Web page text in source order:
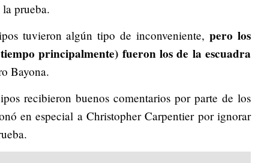
prueba.
tuvieron algún tipo de inconveniente,pero los
principalmente) fueron los de la escuadra
Bayona.
recibieron buenos comentarios por parte de los
en especial a Christopher Carpentier por ignorar